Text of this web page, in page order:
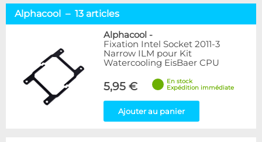
Catégorie
Kits complets
Accessoires pour kits
6
Marque
Alphacool
Arctic
EK Water Blocks
2
Alphacool – 13 articles
Alphacool -
Fixation Intel Socket 2011-3
Narrow ILM pour Kit
Watercooling EisBaer CPU
5,95 €
En stock
Expédition immédiate
Ajouter au panier